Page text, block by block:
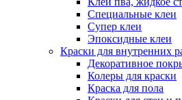
Специальные клеи
Супер клеи
Эпоксидные клеи
Краски для внутренних
Декоративное
Колеры для краски
Краска для пола